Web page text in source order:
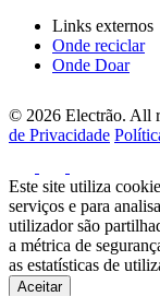
Links externos
Onde reciclar
Onde Doar
© 2026 Electrão. All
de Privacidade
Este site utiliza
serviços e para
utilizador são
a métrica de
as estatísticas de
Aceitar